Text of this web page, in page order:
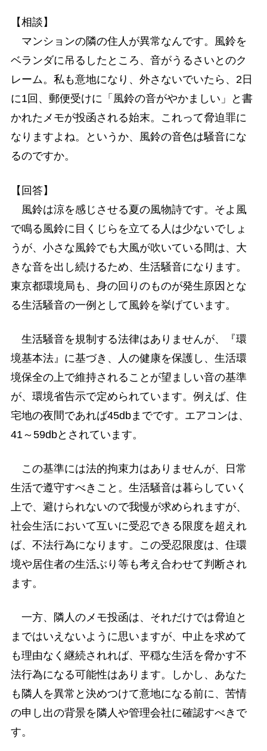
【相談】
マンションの隣の住人が異常なんです。風鈴を
ベランダに吊るしたところ、音がうるさいとのク
レーム。私も意地になり、外さないでいたら、2日
に1回、郵便受けに「風鈴の音がやかましい」と書
かれたメモが投函される始末。これって脅迫罪に
なりますよね。というか、風鈴の音色は騒音にな
るのですか。
【回答】
風鈴は涼を感じさせる夏の風物詩です。そよ風
で鳴る風鈴に目くじらを立てる人は少ないでしょ
うが、小さな風鈴でも大風が吹いている間は、大
きな音を出し続けるため、生活騒音になります。
東京都環境局も、身の回りのものが発生原因とな
る生活騒音の一例として風鈴を挙げています。
生活騒音を規制する法律はありませんが、『環
境基本法』に基づき、人の健康を保護し、生活環
境保全の上で維持されることが望ましい音の基準
が、環境省告示で定められています。例えば、住
宅地の夜間であれば45dbまでです。エアコンは、
41～59dbとされています。
この基準には法的拘束力はありませんが、日常
生活で遵守すべきこと。生活騒音は暮らしていく
上で、避けられないので我慢が求められますが、
社会生活において互いに受忍できる限度を超えれ
ば、不法行為になります。この受忍限度は、住環
境や居住者の生活ぶり等も考え合わせて判断され
ます。
一方、隣人のメモ投函は、それだけでは脅迫と
まではいえないように思いますが、中止を求めて
も理由なく継続されれば、平穏な生活を脅かす不
法行為になる可能性はあります。しかし、あなた
も隣人を異常と決めつけて意地になる前に、苦情
の申し出の背景を隣人や管理会社に確認すべきで
す。